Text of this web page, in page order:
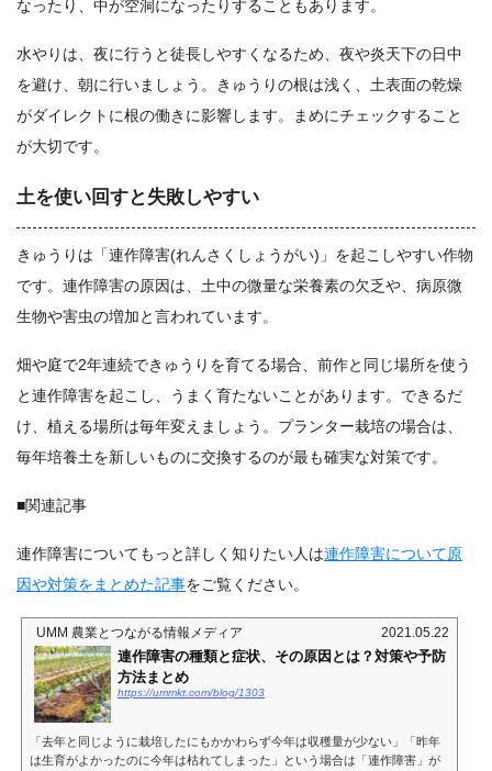
なったり、中が空洞になったりすることもあります。
水やりは、夜に行うと徒長しやすくなるため、夜や炎天下の日中
を避け、朝に行いましょう。きゅうりの根は浅く、土表面の乾燥
がダイレクトに根の働きに影響します。まめにチェックすること
が大切です。
土を使い回すと失敗しやすい
きゅうりは「連作障害(れんさくしょうがい)」を起こしやすい作物
です。連作障害の原因は、土中の微量な栄養素の欠乏や、病原微
生物や害虫の増加と言われています。
畑や庭で2年連続できゅうりを育てる場合、前作と同じ場所を使う
と連作障害を起こし、うまく育たないことがあります。できるだ
け、植える場所は毎年変えましょう。プランター栽培の場合は、
毎年培養土を新しいものに交換するのが最も確実な対策です。
■関連記事
連作障害についてもっと詳しく知りたい人は連作障害について原
因や対策をまとめた記事をご覧ください。
UMM 農業とつながる情報メディア 2021.05.22
連作障害の種類と症状、その原因とは？対策や予防
方法まとめ
https://ummkt.com/blog/1303
「去年と同じように栽培したにもかかわらず今年は収穫量が少ない」「昨年
は生育がよかったのに今年は枯れてしまった」という場合は「連作障害」が